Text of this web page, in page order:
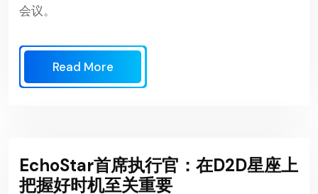
会议。
Read More
EchoStar首席执行官：在D2D星座上
把握好时机至关重要